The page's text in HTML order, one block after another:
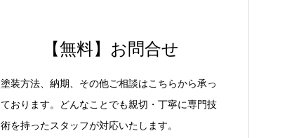
【無料】お問合せ
塗装方法、納期、その他ご相談はこちらから承っ
ております。どんなことでも親切・丁寧に専門技
術を持ったスタッフが対応いたします。